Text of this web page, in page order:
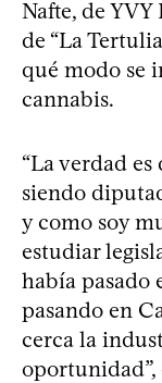
Nafte, de
de “La
qué modo se
cannabis.
“La verdad es
siendo
y como soy
estudiar
había pasado
pasando en
cerca la